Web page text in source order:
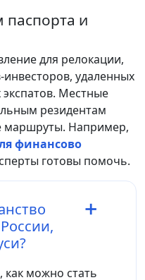
и
для релокации,
удаленных
Местные
резидентам
маршруты. Например,
финансово
готовы помочь.
как можно стать